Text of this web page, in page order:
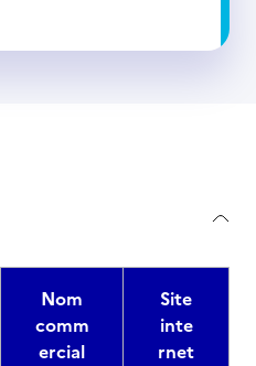
Nom
comm
ercial
Site
inte
rnet